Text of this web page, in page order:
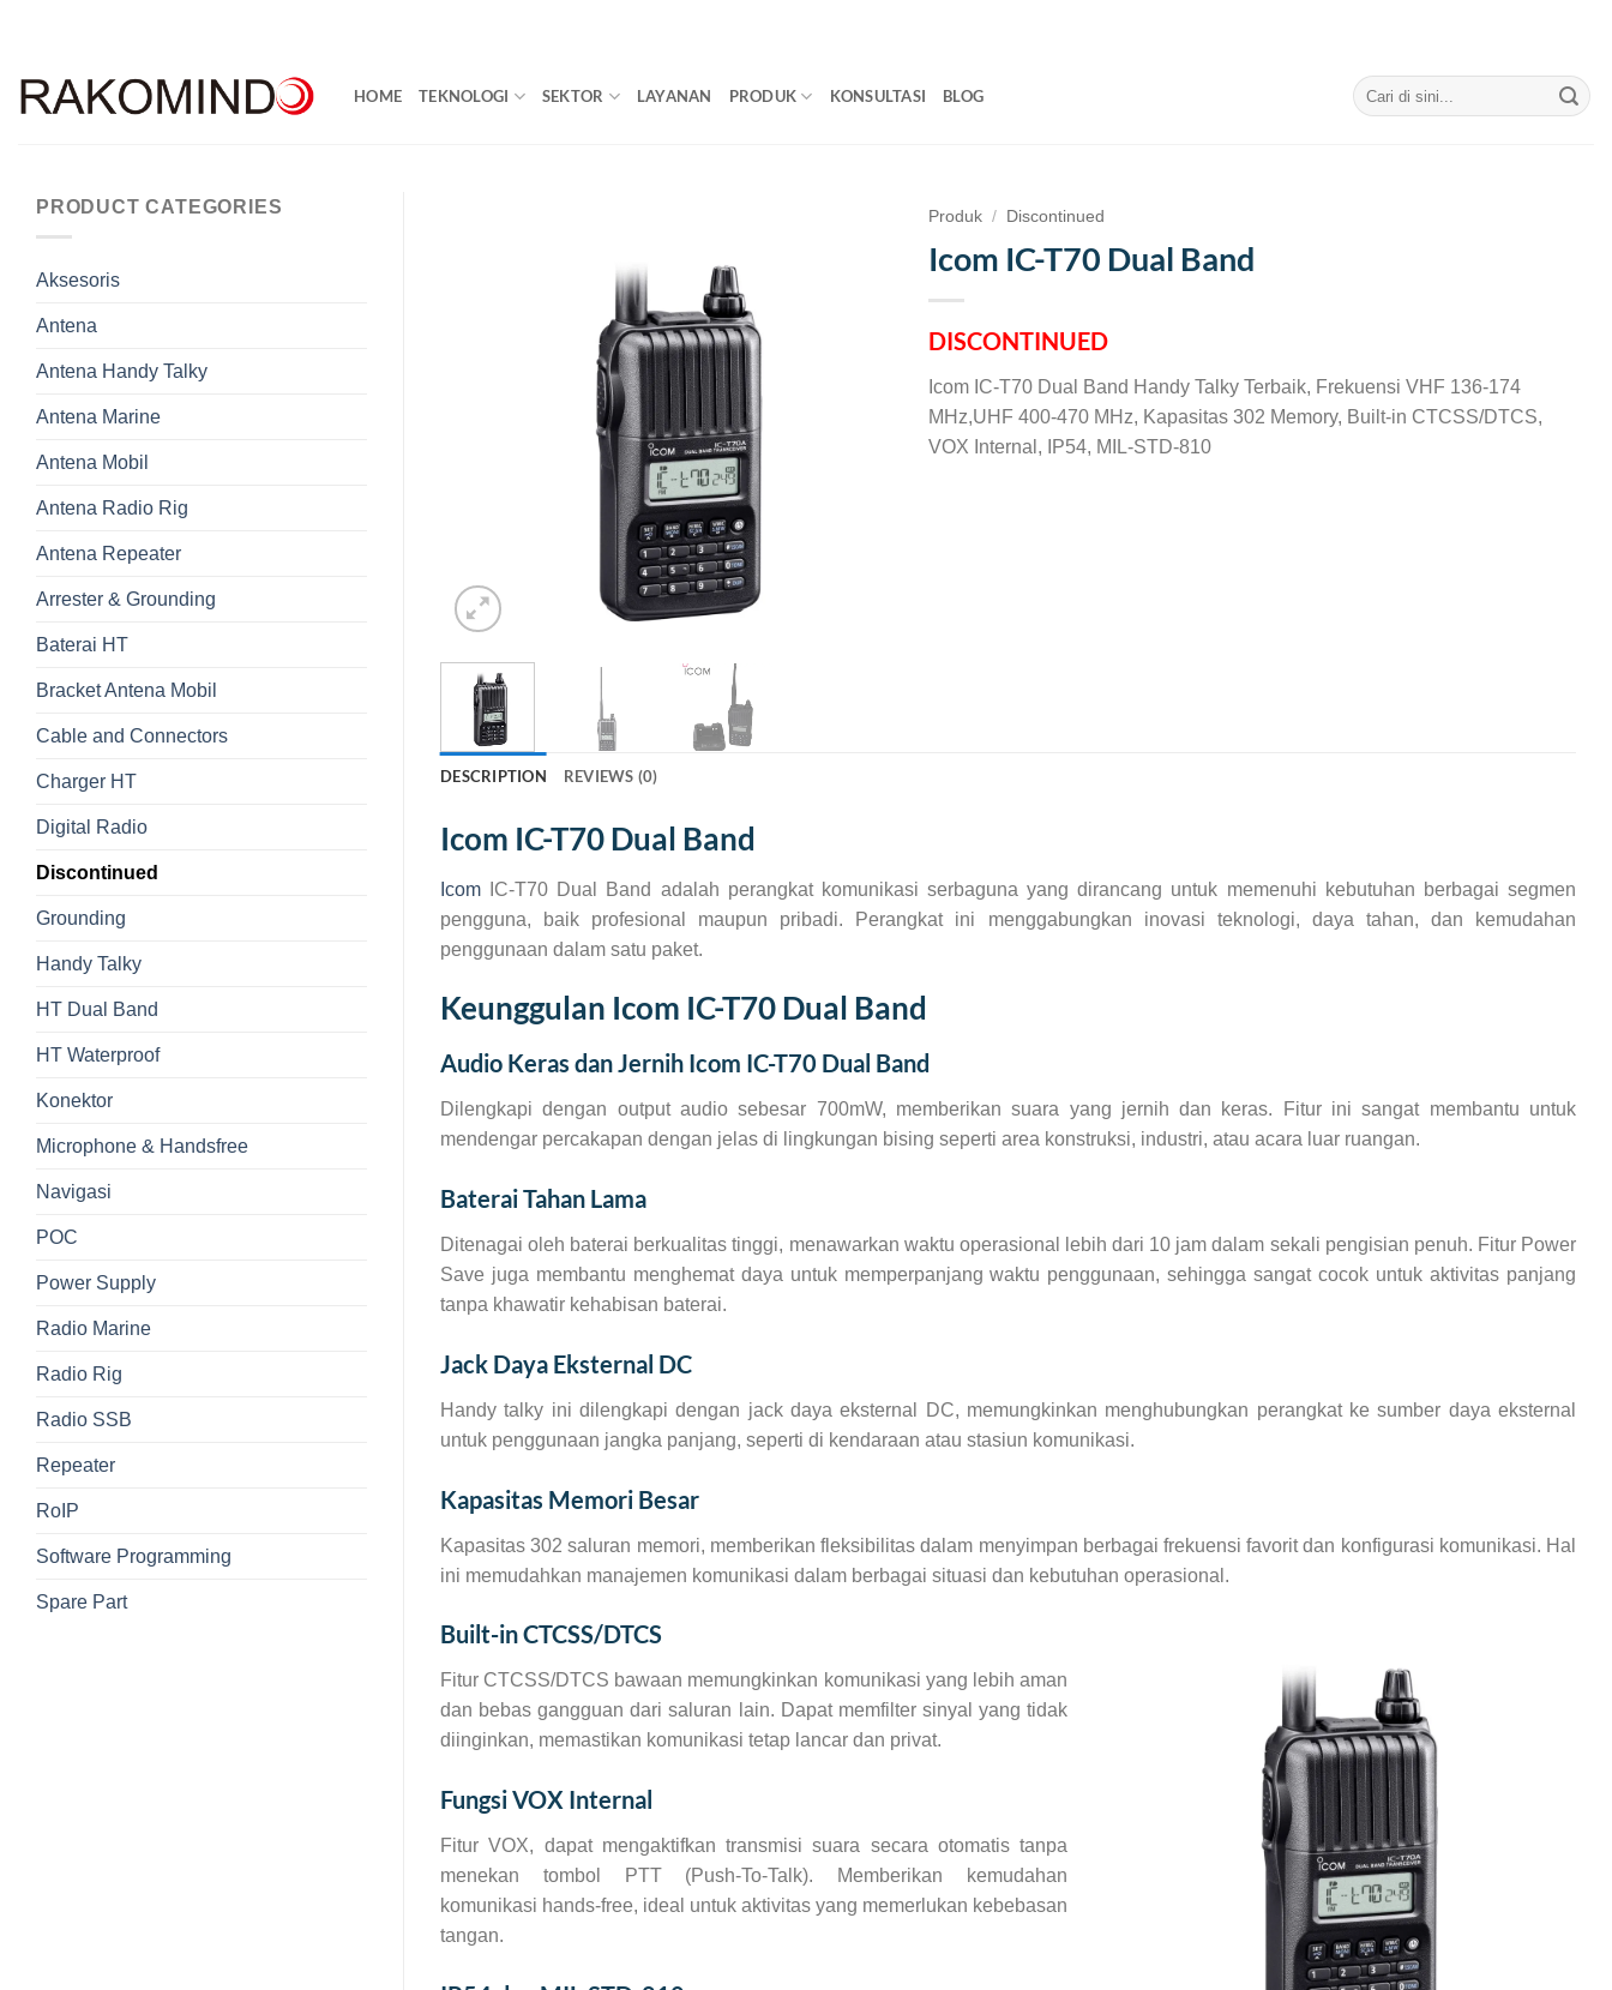
HOME TEKNOLOGI SEKTOR LAYANAN PRODUK KONSULTASI BLOG
Search
for:
PRODUCT CATEGORIES
Aksesoris
Antena
Antena Handy Talky
Antena Marine
Antena Mobil
Antena Radio Rig
Antena Repeater
Arrester & Grounding
Baterai HT
Bracket Antena Mobil
Cable and Connectors
Charger HT
Digital Radio
Discontinued
Grounding
Handy Talky
HT Dual Band
HT Waterproof
Konektor
Microphone & Handsfree
Navigasi
POC
Power Supply
Radio Marine
Radio Rig
Radio SSB
Repeater
RoIP
Software Programming
Spare Part
Produk / Discontinued
Icom IC-T70 Dual Band
DISCONTINUED
Icom IC-T70 Dual Band Handy Talky Terbaik, Frekuensi VHF 136-174
MHz,UHF 400-470 MHz, Kapasitas 302 Memory, Built-in CTCSS/DTCS,
VOX Internal, IP54, MIL-STD-810
DESCRIPTION REVIEWS (0)
Icom IC-T70 Dual Band
Icom IC-T70 Dual Band adalah perangkat komunikasi serbaguna yang dirancang untuk memenuhi kebutuhan berbagai segmen
pengguna, baik profesional maupun pribadi. Perangkat ini menggabungkan inovasi teknologi, daya tahan, dan kemudahan
penggunaan dalam satu paket.
Keunggulan Icom IC-T70 Dual Band
Audio Keras dan Jernih Icom IC-T70 Dual Band
Dilengkapi dengan output audio sebesar 700mW, memberikan suara yang jernih dan keras. Fitur ini sangat membantu untuk
mendengar percakapan dengan jelas di lingkungan bising seperti area konstruksi, industri, atau acara luar ruangan.
Baterai Tahan Lama
Ditenagai oleh baterai berkualitas tinggi, menawarkan waktu operasional lebih dari 10 jam dalam sekali pengisian penuh. Fitur Power
Save juga membantu menghemat daya untuk memperpanjang waktu penggunaan, sehingga sangat cocok untuk aktivitas panjang
tanpa khawatir kehabisan baterai.
Jack Daya Eksternal DC
Handy talky ini dilengkapi dengan jack daya eksternal DC, memungkinkan menghubungkan perangkat ke sumber daya eksternal
untuk penggunaan jangka panjang, seperti di kendaraan atau stasiun komunikasi.
Kapasitas Memori Besar
Kapasitas 302 saluran memori, memberikan fleksibilitas dalam menyimpan berbagai frekuensi favorit dan konfigurasi komunikasi. Hal
ini memudahkan manajemen komunikasi dalam berbagai situasi dan kebutuhan operasional.
Built-in CTCSS/DTCS
Fitur CTCSS/DTCS bawaan memungkinkan komunikasi yang lebih aman
dan bebas gangguan dari saluran lain. Dapat memfilter sinyal yang tidak
diinginkan, memastikan komunikasi tetap lancar dan privat.
Fungsi VOX Internal
Fitur VOX, dapat mengaktifkan transmisi suara secara otomatis tanpa
menekan tombol PTT (Push-To-Talk). Memberikan kemudahan
komunikasi hands-free, ideal untuk aktivitas yang memerlukan kebebasan
tangan.